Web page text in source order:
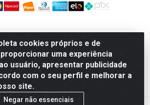
cookies próprios e de
uma experiência
usuário, apresentar publicidade
com o seu perfil e melhorar a
site.
Negar não essenciais
F. Pereira Queiroz Comercio e
- Quadra Qi 10 Lotes 39 e, 41 - Setor
Brasília/DF - CEP 72.135-100 -
CNPJ 13.184.675/0001-80